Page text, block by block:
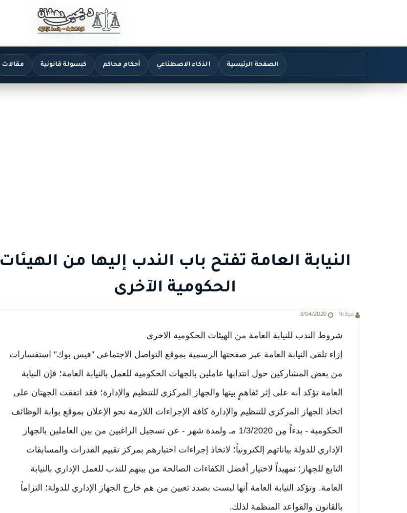
الصفحة الرئيسية الذكاء الاصطناعي أحكام محاكم كبسولة قانونية مقالات
النيابة العامة تفتح باب الندب إليها من الهيئات
الحكومية الآخرى
Nt3ga
3/04/2020
شروط الندب للنيابة العامة من الهيئات الحكومية الاخرى
إزاء تلقي النيابة العامة عبر صفحتها الرسمية بموقع التواصل الاجتماعي "فيس بوك" استفسارات
من بعض المشاركين حول انتدابها عاملين بالجهات الحكومية للعمل بالنيابة العامة؛ فإن النيابة
العامة تؤكد أنه على إثر تَفاهمٍ بينها والجهاز المركزي للتنظيم والإدارة؛ فقد اتفقت الجهتان على
اتخاذ الجهاز المركزي للتنظيم والإدارة كافة الإجراءات اللازمة نحو الإعلان بموقع بوابة الوظائف
الحكومية - بدءاً مِن 1/3/2020 مـ ولمدة شهر - عن تسجيل الراغبين من بين العاملين بالجهاز
الإداري للدولة بياناتهم إلكترونياً؛ لاتخاذ إجراءات اختبارهم بمركز تقييم القدرات والمسابقات
التابع للجهاز؛ تمهيداً لاختيار أفضل الكفاءات الصالحة من بينهم للندب للعمل الإداري بالنيابة
العامة. وتؤكد النيابة العامة أنها ليست بصدد تعيين من هم خارج الجهاز الإداري للدولة؛ التزاماً
بالقانون والقواعد المنظمة لذلك.